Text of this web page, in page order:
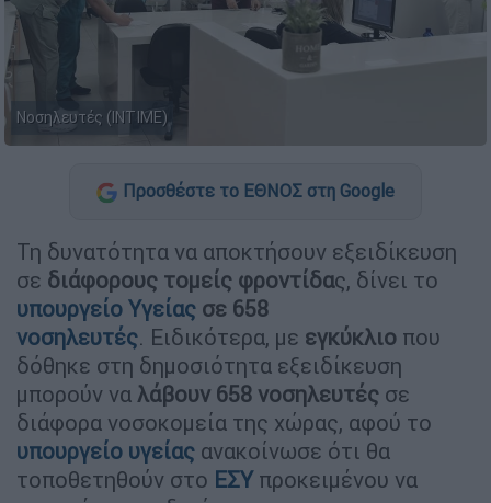
Νοσηλευτές (INTIME)
Προσθέστε το ΕΘΝΟΣ στη Google
Τη δυνατότητα να αποκτήσουν εξειδίκευση
σε διάφορους τομείς φροντίδας, δίνει το
υπουργείο Υγείας σε 658
νοσηλευτές. Ειδικότερα, με εγκύκλιο που
δόθηκε στη δημοσιότητα εξειδίκευση
μπορούν να λάβουν 658 νοσηλευτές σε
διάφορα νοσοκομεία της χώρας, αφού το
υπουργείο υγείας ανακοίνωσε ότι θα
τοποθετηθούν στο ΕΣΥπροκειμένου να